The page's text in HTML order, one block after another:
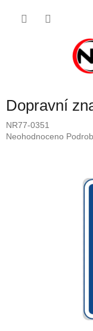
Dopravní
NR77-0351
Průměrné
Neohodnoceno